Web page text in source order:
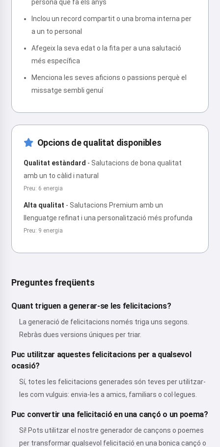
persona que fa els anys
Inclou un record compartit o una broma interna per
a un to personal
Afegeix la seva edat o la fita per a una salutació
més específica
Menciona les seves aficions o passions perquè el
missatge sembli genuí
Opcions de qualitat disponibles
Qualitat estàndard - Salutacions de bona qualitat
amb un to càlid i natural
Preu: 6 energia
Alta qualitat - Salutacions Premium amb un
llenguatge refinat i una personalització més profunda
Preu: 9 energia
Preguntes freqüents
Quant triguen a generar-se les felicitacions?
La generació de felicitacions només triga uns segons.
Rebràs dues versions úniques per triar.
Puc utilitzar aquestes felicitacions per a qualsevol
ocasió?
Sí, totes les felicitacions generades són teves per utilitzar-
les com vulguis: envia-les a amics, familiars o col·legues.
Puc convertir una felicitació en una cançó o un poema?
Sí! Pots utilitzar el nostre generador de cançons o poemes
per transformar qualsevol felicitació en una bonica cançó o